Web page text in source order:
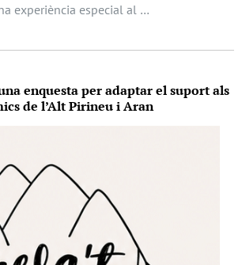
experiència especial al …
enquesta per adaptar el suport als
de l’Alt Pirineu i Aran